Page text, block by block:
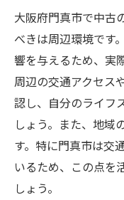
大阪府門真市で中古
べきは周辺環境です
響を与えるため、実
周辺の交通アクセス
認し、自分のライフ
しょう。また、地域
す。特に門真市は交
いるため、この点を
しょう。